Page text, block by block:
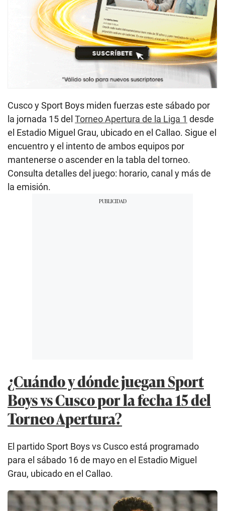
Cusco y Sport Boys miden fuerzas este sábado por
la jornada 15 del Torneo Apertura de la Liga 1 desde
el Estadio Miguel Grau, ubicado en el Callao. Sigue el
encuentro y el intento de ambos equipos por
mantenerse o ascender en la tabla del torneo.
Consulta detalles del juego: horario, canal y más de
la emisión.
¿Cuándo y dónde juegan Sport
Boys vs Cusco por la fecha 15 del
Torneo Apertura?
El partido Sport Boys vs Cusco está programado
para el sábado 16 de mayo en el Estadio Miguel
Grau, ubicado en el Callao.